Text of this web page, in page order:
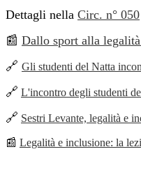
Dettagli nella Circ. n° 050
📰 Dallo sport alla
🔗 Gli studenti del Natta
🔗 L'incontro degli studenti
🔗 Sestri Levante, legalità e
📰 Legalità e inclusione: la